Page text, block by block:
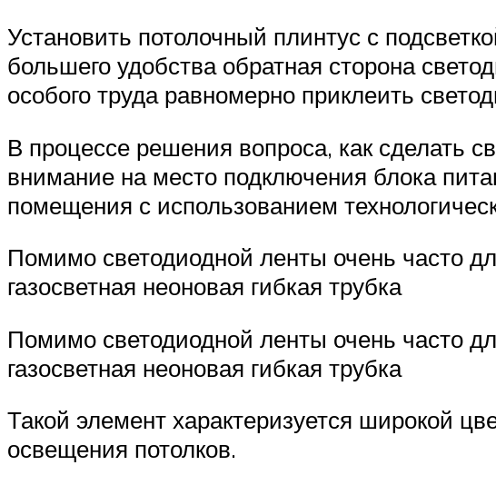
Установить потолочный плинтус с
большего удобства обратная сторона
особого труда равномерно приклеить
В процессе решения вопроса, как сделать
внимание на место подключения блока
помещения с использованием
Помимо светодиодной ленты очень часто
газосветная неоновая гибкая трубка
Помимо светодиодной ленты очень часто
газосветная неоновая гибкая трубка
Такой элемент характеризуется широкой
освещения потолков.